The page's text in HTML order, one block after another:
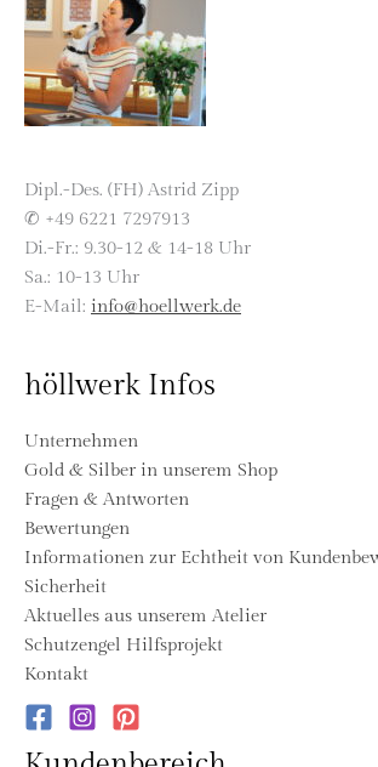
Dipl.-Des. (FH) Astrid Zipp
✆ +49 6221 7297913
Di.-Fr.: 9.30-12 & 14-18 Uhr
Sa.: 10-13 Uhr
E-Mail: info@hoellwerk.de
höllwerk Infos
Unternehmen
Gold & Silber in unserem Shop
Fragen & Antworten
Bewertungen
Informationen zur Echtheit von
Sicherheit
Aktuelles aus unserem Atelier
Schutzengel Hilfsprojekt
Kontakt